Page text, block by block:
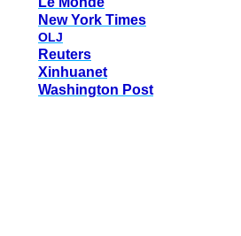
New York Times
OLJ
Reuters
Xinhuanet
Washington Post